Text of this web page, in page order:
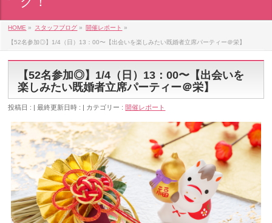
HOME » スタッフブログ » 開催レポート »
【52名参加◎】1/4（日）13：00〜【出会いを楽しみたい既婚者立席パーティー＠栄】
【52名参加◎】1/4（日）13：00〜【出会いを
楽しみたい既婚者立席パーティー＠栄】
投稿日 : 最終更新日時 : カテゴリー : 開催レポート